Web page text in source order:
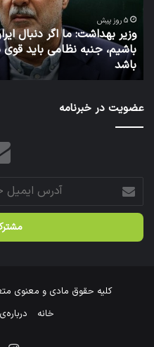
بُعدی
قوی
عمومی
وزارت
بهداشت
1 هفته پیش
توئیت دکتر جهانپور
عضویت در خبرنامه
آدرس
ایمیل
خود
وارد
کلیه حقوق مادی و معنوی
خانه